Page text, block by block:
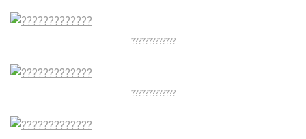
?????????????
?????????????